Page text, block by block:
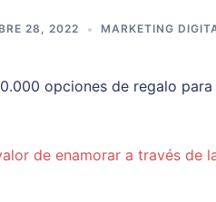
28, 2022 MARKETING
opciones de regalo
de enamorar a través de